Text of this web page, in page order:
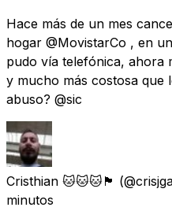
Hace más de un mes
hogar @MovistarCo , en
pudo vía telefónica, ahora
y mucho más costosa que
abuso? @sic
Cristhian 🐱🐱🐱🏴
minutos